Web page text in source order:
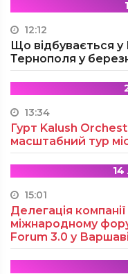
12:12
Що відбувається
Тернополя у
13:34
Гурт Kalush
масштабний тур
15:01
Делегація
міжнародному
Forum 3.0 у Варшаві